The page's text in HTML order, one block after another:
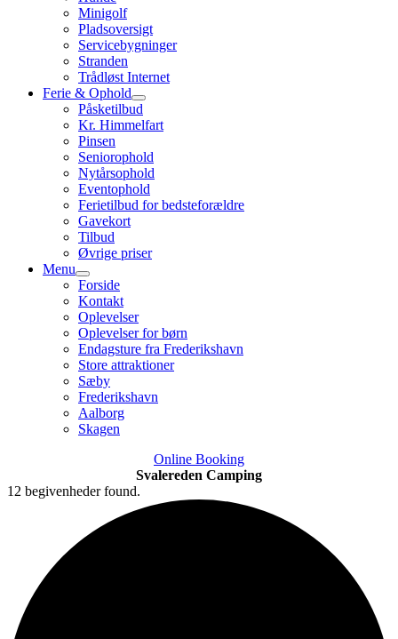
Minigolf
Pladsoversigt
Servicebygninger
Stranden
Trådløst Internet
Ferie & Ophold
Påsketilbud
Kr. Himmelfart
Pinsen
Seniorophold
Nytårsophold
Eventophold
Ferietilbud for bedsteforældre
Gavekort
Tilbud
Øvrige priser
Menu
Forside
Kontakt
Oplevelser
Oplevelser for børn
Endagsture fra Frederikshavn
Store attraktioner
Sæby
Frederikshavn
Aalborg
Skagen
Online Booking
Svalereden Camping
12 begivenheder found.